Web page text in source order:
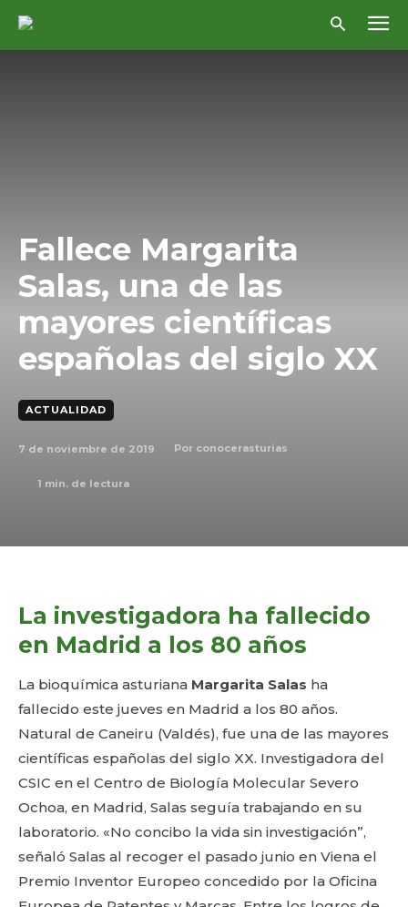
Fallece Margarita
Salas, una de las
mayores científicas
españolas del siglo XX
ACTUALIDAD
7 de noviembre de 2019 Por conocerasturias
1 min. de lectura
La investigadora ha fallecido
en Madrid a los 80 años
La bioquímica asturiana Margarita Salas ha
fallecido este jueves en Madrid a los 80 años.
Natural de Caneiru (Valdés), fue una de las mayores
científicas españolas del siglo XX. Investigadora del
CSIC en el Centro de Biología Molecular Severo
Ochoa, en Madrid, Salas seguía trabajando en su
laboratorio. «No concibo la vida sin investigación”,
señaló Salas al recoger el pasado junio en Viena el
Premio Inventor Europeo concedido por la Oficina